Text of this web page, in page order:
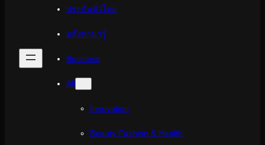
ประกันทั่วไทย
อสังหาน่ารู้
Business
All
Innovation
Beauty Fashion & Health